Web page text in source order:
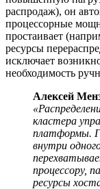
распродаж), он
процессорные
простаивает
ресурсы
исключает
необходимость
Алексей
кластера
платформы.
внутри
процессору,
ресурсы